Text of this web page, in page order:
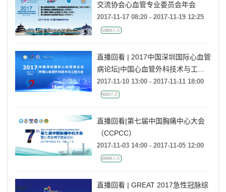
交流协会心血管专业委员会年会
2017-11-17 08:20 - 2017-11-19 12:25
14820人次
直播回看 | 2017中国深圳国际心血管
病论坛|中国心血管外科技术与工程
大会
2017-11-10 13:00 - 2017-11-11 18:00
9023人次
直播回看|第七届中国胸痛中心大会
（CCPCC）
2017-11-03 14:00 - 2017-11-05 12:00
26596人次
直播回看 | GREAT 2017急性冠脉综